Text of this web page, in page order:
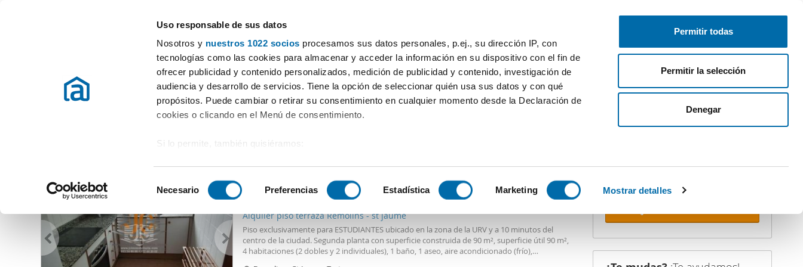
Uso responsable de sus datos
Nosotros y nuestros 1022 socios procesamos sus datos personales, p.ej., su dirección IP, con
tecnologías como las cookies para almacenar y acceder la información en su dispositivo con el fin de
ofrecer publicidad y contenido personalizados, medición de publicidad y contenido, investigación de
audiencia y desarrollo de servicios. Tiene la opción de seleccionar quién usa sus datos y con qué
propósitos. Puede cambiar o retirar su consentimiento en cualquier momento desde la Declaración de
cookies o clicando en el Menú de consentimiento.
Si lo permite, también quisiéramos:
Identificar su dispositivo analizándolo activamente para buscar características específicas (huellas
Obtenga más información sobre cómo se procesan sus datos personales y establezca sus
preferencias en la
sección de datos. Puede cambiar o retirar su consentimiento en cualquier momento
en la Declaración de cookies.
e
e
c
c
Necesario Preferencias Estadística Marketing Mostrar detalles
Permitir todas
Permitir la selección
Denegar
Publica gratis Inicia sesión
Habitaciones Más filtros - 1
Alquiler pisos Tarragona Alquiler Pisos Arnes
(0 viviendas)
2 4 Hab 2 Baños
Alquiler piso terraza Remolins - st jaume
Piso exclusivamente para ESTUDIANTES ubicado en la zona de la URV y a 10 minutos del
centro de la ciudad. Segunda planta con superficie construida de 90 m², superficie útil 90 m²,
4 habitaciones (2 dobles y 2 individuales), 1 baño, 1 aseo, aire acondicionado (frío),
No dejes que te adelanten. Recibe en